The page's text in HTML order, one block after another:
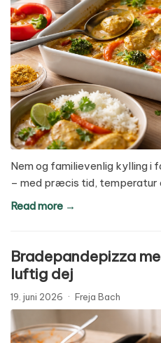
Nem og familievenlig kylling i
– med præcis tid, temperatur
Read more →
Bradepandepizza
luftig dej
19. juni 2026 · Freja Bach